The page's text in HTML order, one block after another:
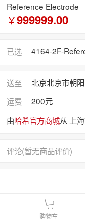
Reference Electrode
￥999999.00
已选 4164-2F-
送至
北京北京市朝
运费
200元
由哈希官方商城从 上
评论(暂无商品评价)
购物车